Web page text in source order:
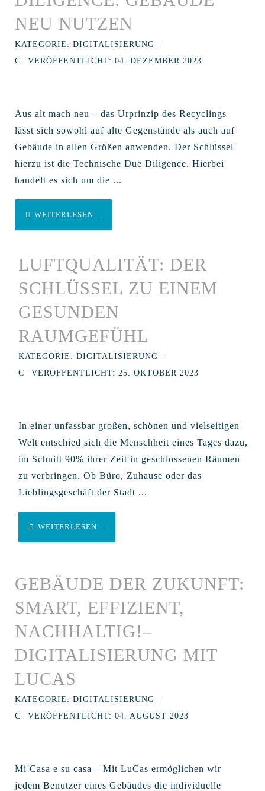
NEU NUTZEN
KATEGORIE: DIGITALISIERUNG
VERÖFFENTLICHT: 04. DEZEMBER 2023
Aus alt mach neu – das Urprinzip des Recyclings
lässt sich sowohl auf alte Gegenstände als auch auf
Gebäude in allen Größen anwenden. Der Schlüssel
hierzu ist die Technische Due Diligence. Hierbei
handelt es sich um die ...
WEITERLESEN ...
LUFTQUALITÄT: DER
SCHLÜSSEL ZU EINEM
GESUNDEN
RAUMGEFÜHL
KATEGORIE: DIGITALISIERUNG
VERÖFFENTLICHT: 25. OKTOBER 2023
In einer unfassbar großen, schönen und vielseitigen
Welt entschied sich die Menschheit eines Tages dazu,
im Schnitt 90% ihrer Zeit in geschlossenen Räumen
zu verbringen. Ob Büro, Zuhause oder das
Lieblingsgeschäft der Stadt ...
WEITERLESEN ...
GEBÄUDE DER ZUKUNFT:
SMART, EFFIZIENT,
NACHHALTIG!–
DIGITALISIERUNG MIT
LUCAS
KATEGORIE: DIGITALISIERUNG
VERÖFFENTLICHT: 04. AUGUST 2023
Mi Casa e su casa – Mit LuCas ermöglichen wir
jedem Benutzer eines Gebäudes die individuelle